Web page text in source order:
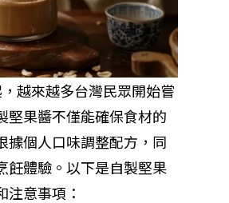
越來越多台灣民眾開始嘗
堅果醬不僅能確保食材的
據個人口味調整配方，同
飪體驗。以下是自製堅果
注意事項：